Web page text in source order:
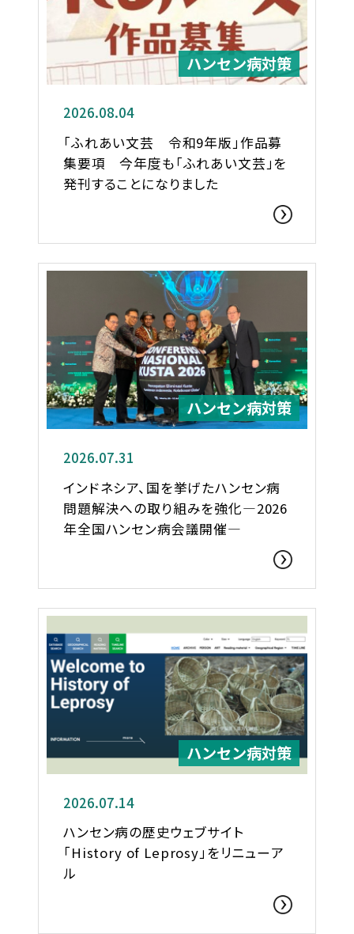
ハンセン病対策
2026.08.04
「ふれあい文芸 令和9年版」作品募
集要項 今年度も「ふれあい文芸」を
発刊することになりました
ハンセン病対策
2026.07.31
インドネシア、国を挙げたハンセン病
問題解決への取り組みを強化―2026
年全国ハンセン病会議開催―
ハンセン病対策
2026.07.14
ハンセン病の歴史ウェブサイト
「History of Leprosy」をリニューア
ル